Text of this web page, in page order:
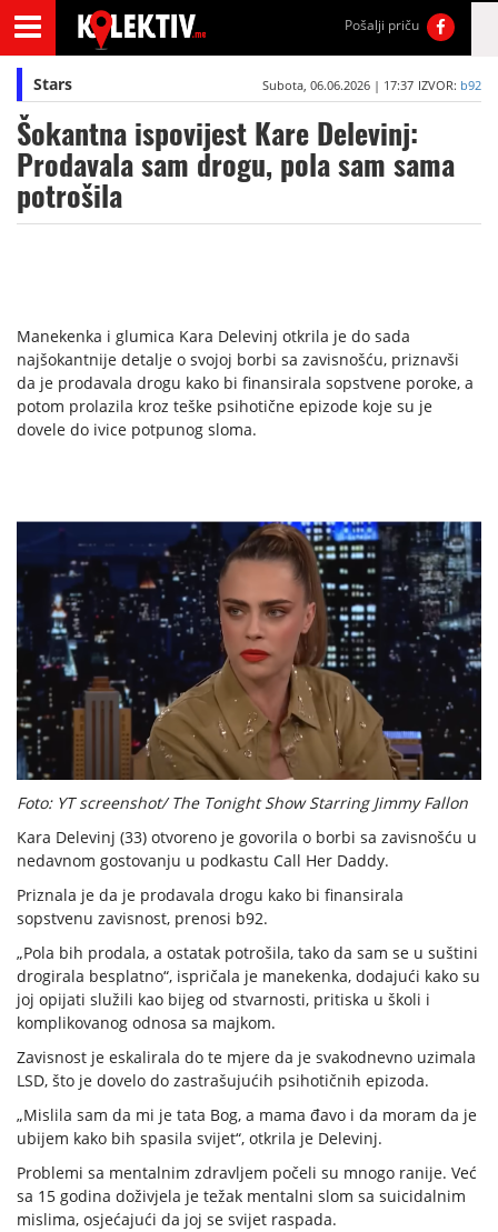
Pošalji priču
Stars Subota, 06.06.2026 | 17:37 IZVOR: b92
Šokantna ispovijest Kare Delevinj:
Prodavala sam drogu, pola sam sama
potrošila
Manekenka i glumica Kara Delevinj otkrila je do sada
najšokantnije detalje o svojoj borbi sa zavisnošću, priznavši
da je prodavala drogu kako bi finansirala sopstvene poroke, a
potom prolazila kroz teške psihotične epizode koje su je
dovele do ivice potpunog sloma.
Foto: YT screenshot/ The Tonight Show Starring Jimmy Fallon
Kara Delevinj (33) otvoreno je govorila o borbi sa zavisnošću u
nedavnom gostovanju u podkastu Call Her Daddy.
Priznala je da je prodavala drogu kako bi finansirala
sopstvenu zavisnost, prenosi b92.
„Pola bih prodala, a ostatak potrošila, tako da sam se u suštini
drogirala besplatno“, ispričala je manekenka, dodajući kako su
joj opijati služili kao bijeg od stvarnosti, pritiska u školi i
komplikovanog odnosa sa majkom.
Zavisnost je eskalirala do te mjere da je svakodnevno uzimala
LSD, što je dovelo do zastrašujućih psihotičnih epizoda.
„Mislila sam da mi je tata Bog, a mama đavo i da moram da je
ubijem kako bih spasila svijet“, otkrila je Delevinj.
Problemi sa mentalnim zdravljem počeli su mnogo ranije. Već
sa 15 godina doživjela je težak mentalni slom sa suicidalnim
mislima, osjećajući da joj se svijet raspada.